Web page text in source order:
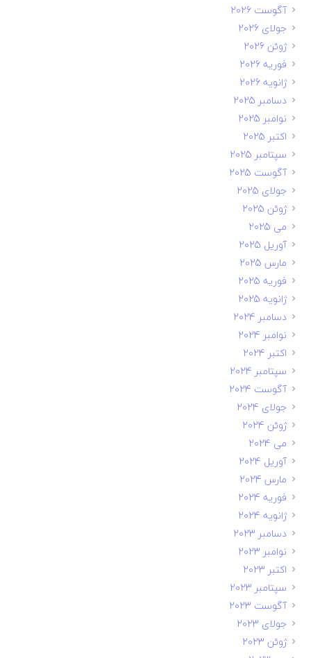
آگوست 2026
جولای 2026
ژوئن 2026
فوریه 2026
ژانویه 2026
دسامبر 2025
نوامبر 2025
اکتبر 2025
سپتامبر 2025
آگوست 2025
جولای 2025
ژوئن 2025
می 2025
آوریل 2025
مارس 2025
فوریه 2025
ژانویه 2025
دسامبر 2024
نوامبر 2024
اکتبر 2024
سپتامبر 2024
آگوست 2024
جولای 2024
ژوئن 2024
می 2024
آوریل 2024
مارس 2024
فوریه 2024
ژانویه 2024
دسامبر 2023
نوامبر 2023
اکتبر 2023
سپتامبر 2023
آگوست 2023
جولای 2023
ژوئن 2023